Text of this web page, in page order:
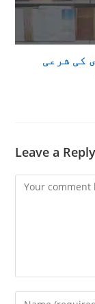
کی شرعی
Leave a Reply
Comment
Enter